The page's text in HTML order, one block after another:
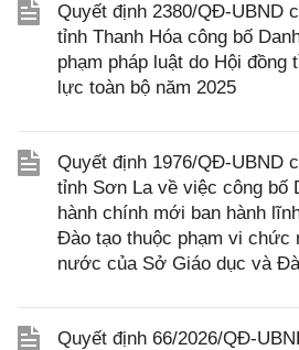
Quyết định 2380/QĐ-UBND
tỉnh Thanh Hóa công bố
phạm pháp luật do Hội đồng
lực toàn bộ năm 2025
Quyết định 1976/QĐ-UBND
tỉnh Sơn La về việc công bố
hành chính mới ban hành
Đào tạo thuộc phạm vi chức
nước của Sở Giáo dục và
Quyết định 66/2026/QĐ-